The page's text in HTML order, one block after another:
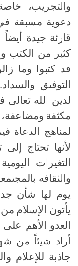
والتجريب،
دعوية مسبقة
قارئة جيدة أيضاً
كثير من الكتب
قد كتبوا وما
التوفيق والسداد.
لدين الله
مكثفة ومضاعفة،
لمناهج الدعاة
لأنها تحتاج
التغيرات
والثقافة
يوم لها شأن
يأتون الإسلام
العدو الأهم
أراد شيئاً من
جاذبة للإعلام